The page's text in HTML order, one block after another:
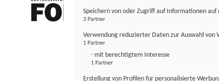
Speichern von oder Zugriff auf Informationen auf
3 Partner
Verwendung reduzierter Daten zur Auswahl von
1 Partner
- mit berechtigtem Interesse
1 Partner
Erstellung von Profilen für personalisierte
FONDS professionell